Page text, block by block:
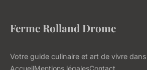
Ferme Rolland Drome
Votre guide culinaire et art de vivre